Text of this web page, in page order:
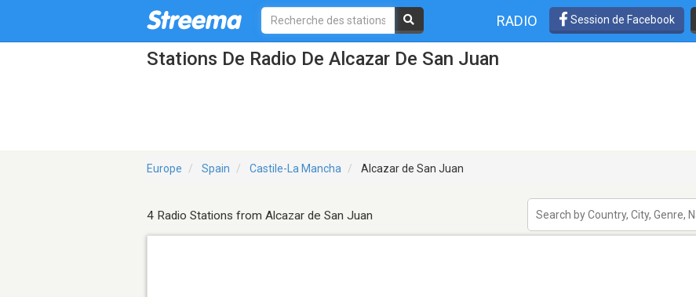
RADIO Session de Facebook
Stations De Radio De Alcazar De San Juan
Europe Spain Castile-La Mancha Alcazar de San Juan
4 Radio Stations from Alcazar de San Juan